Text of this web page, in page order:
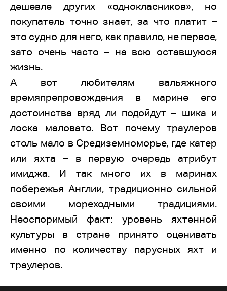
дешевле других «однокласников», но
покупатель точно знает, за что платит –
это судно для него, как правило, не первое,
зато очень часто – на всю оставшуюся
жизнь.
А вот любителям вальяжного
времяпрепровождения в марине его
достоинства вряд ли подойдут – шика и
лоска маловато. Вот почему траулеров
столь мало в Средиземноморье, где катер
или яхта – в первую очередь атрибут
имиджа. И так много их в маринах
побережья Англии, традиционно сильной
своими мореходными традициями.
Неоспоримый факт: уровень яхтенной
культуры в стране принято оценивать
именно по количеству парусных яхт и
траулеров.